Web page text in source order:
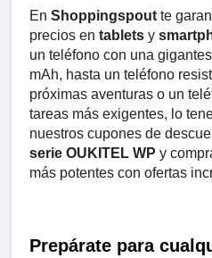
En Shoppingspout te
precios en tablets y
un teléfono con una
mAh, hasta un teléfono
próximas aventuras o un
tareas más exigentes, lo
nuestros cupones de
serie OUKITEL WP y
más potentes con ofertas
Prepárate para